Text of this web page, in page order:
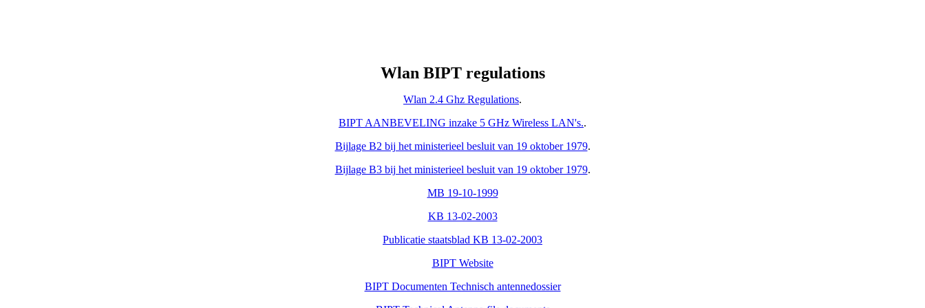
Wlan BIPT regulations
Wlan 2.4 Ghz Regulations.
BIPT AANBEVELING inzake 5 GHz Wireless LAN's..
Bijlage B2 bij het ministerieel besluit van 19 oktober 1979.
Bijlage B3 bij het ministerieel besluit van 19 oktober 1979.
MB 19-10-1999
KB 13-02-2003
Publicatie staatsblad KB 13-02-2003
BIPT Website
BIPT Documenten Technisch antennedossier